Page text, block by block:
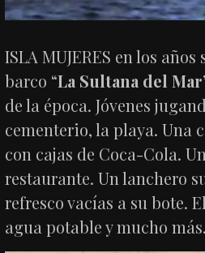
ISLA MUJERES en los
barco “La Sultana del Mar
de la época. Jóvenes
cementerio, la playa. Una
con cajas de Coca-Cola.
restaurante. Un lanchero
refresco vacías a su bote.
agua potable y mucho más.